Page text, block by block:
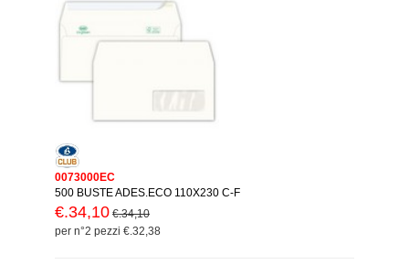
0073000EC
500 BUSTE ADES.ECO 110X230 C-F
€.34,10 €.34,10
per n°2 pezzi €.32,38